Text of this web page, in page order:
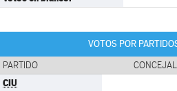
VOTOS POR
PARTIDO
CIU